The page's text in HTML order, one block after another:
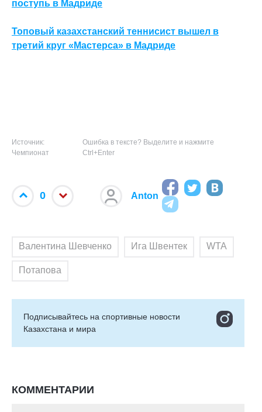
поступь в Мадриде
Топовый казахстанский теннисист вышел в
третий круг «Мастерса» в Мадриде
Источник:
Чемпионат
Ошибка в тексте? Выделите и нажмите
Ctrl+Enter
0 Anton
Валентина Шевченко Ига Швентек WTA
Потапова
Подписывайтесь на cпортивные новости
Казахстана и мира
КОММЕНТАРИИ